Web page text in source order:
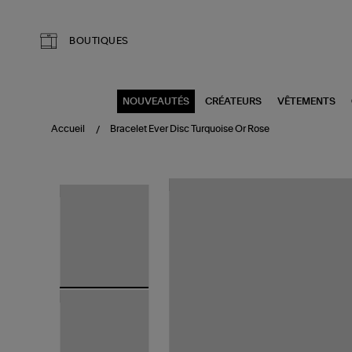
BOUTIQUES
NOUVEAUTÉS CRÉATEURS VÊTEMENTS
Accueil Bracelet Ever Disc Turquoise Or Rose